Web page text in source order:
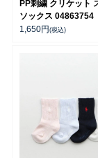
PP刺繍 クリケット
ソックス 04863754
1,650円 (税込)